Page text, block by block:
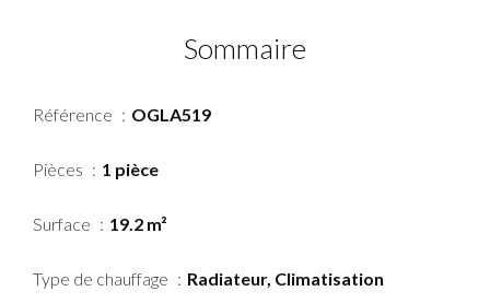
Sommaire
Référence OGLA519
Pièces 1 pièce
Surface 19.2 m²
Type de chauffage Radiateur, Climatisation